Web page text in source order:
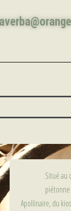
Situé au
Apollinaire, du